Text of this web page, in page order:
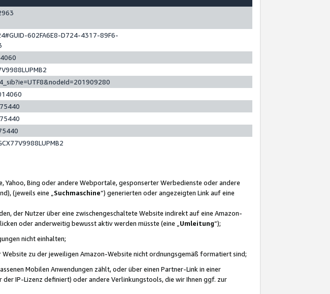
602FA6E8-D724-4317-89F6-
Yahoo, Bing oder andere Webportale, gesponserter Werbedienste oder andere
(jeweils eine „ Suchmaschine“) generierten oder angezeigten Link auf eine
der Nutzer über eine zwischengeschaltete Website indirekt auf eine Amazon-
oder anderweitig bewusst aktiv werden müsste (eine „ Umleitung“);
nicht einhalten;
zu der jeweiligen Amazon-Website nicht ordnungsgemäß formatiert sind;
Mobilen Anwendungen zählt, oder über einen Partner-Link in einer
der IP-Lizenz definiert) oder andere Verlinkungstools, die wir Ihnen ggf. zur